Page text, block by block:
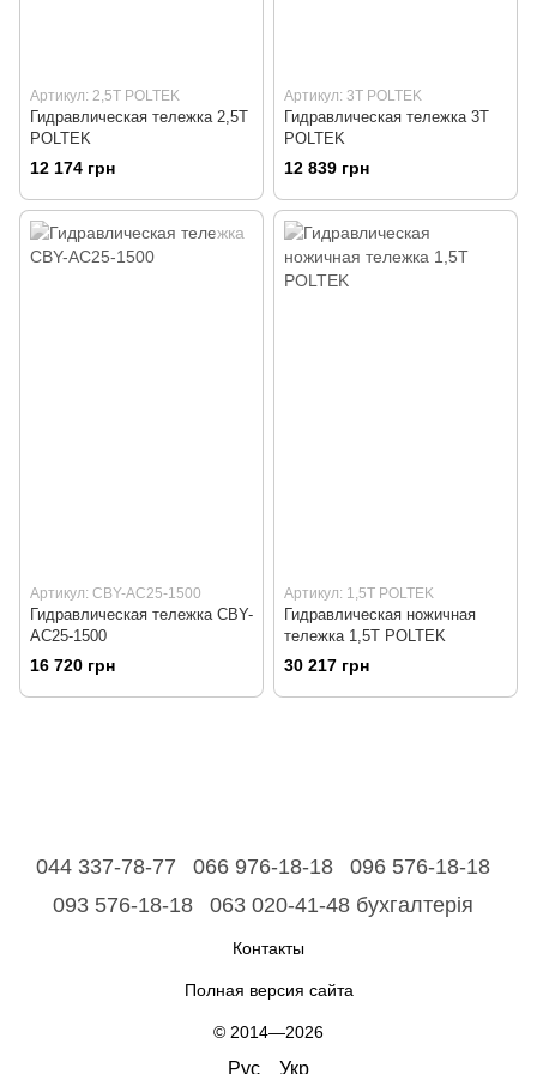
Артикул: 2,5Т POLTEK
Гидравлическая тележка 2,5Т
POLTEK
12 174 грн
Артикул: 3Т POLTEK
Гидравлическая тележка 3Т
POLTEK
12 839 грн
Артикул: CBY-AC25-1500
Гидравлическая тележка CBY-
AC25-1500
16 720 грн
Артикул: 1,5Т POLTEK
Гидравлическая ножичная
тележка 1,5Т POLTEK
30 217 грн
044 337-78-77 066 976-18-18
096 576-18-18
093 576-18-18
063 020-41-48 бухгалтерія
Контакты
Полная версия сайта
© 2014—2026
Рус Укр